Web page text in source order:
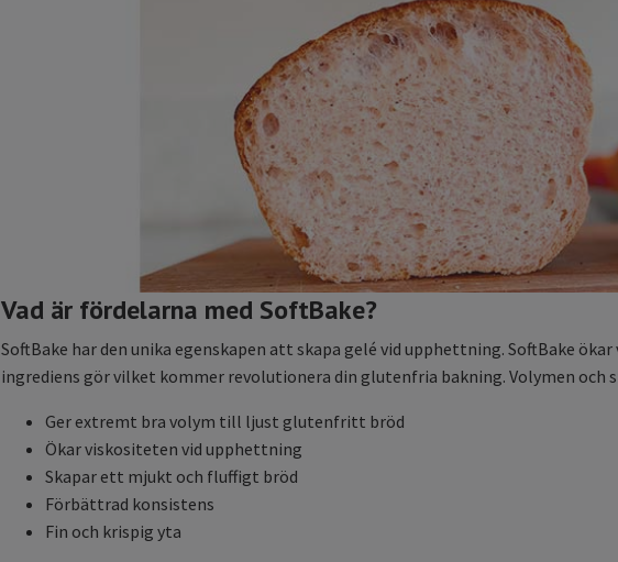
Vad är fördelarna med SoftBake?
SoftBake har den unika egenskapen att skapa gelé vid upphettning. SoftBake
ingrediens gör vilket kommer revolutionera din glutenfria bakning. Volymen
Ger extremt bra volym till ljust glutenfritt bröd
Ökar viskositeten vid upphettning
Skapar ett mjukt och fluffigt bröd
Förbättrad konsistens
Fin och krispig yta